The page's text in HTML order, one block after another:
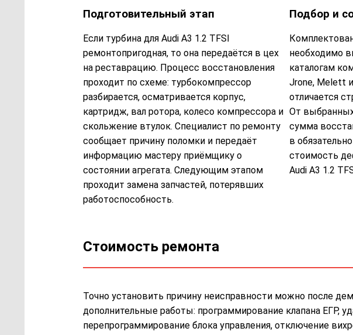
Подготовительный этап
Если турбина для Audi A3 1.2 TFSI
ремонтопригодная, то она передаётся в цех
на реставрацию. Процесс восстановления
проходит по схеме: турбокомпрессор
разбирается, осматривается корпус,
картридж, вал ротора, колесо компрессора и
скольжение втулок. Специалист по ремонту
сообщает причину поломки и передаёт
информацию мастеру приёмщику о
состоянии агрегата. Следующим этапом
проходит замена запчастей, потерявших
работоспособность.
Подбор и
необходимо
каталогам
Jrone, Melett
отличается
От выбранных
сумма
в
стоимость
Audi A3 1.2
Стоимость ремонта
Точно установить причину неисправности можно после
дополнительные работы: программирование клапана ЕГР,
перепрограммирование блока управления, отключение